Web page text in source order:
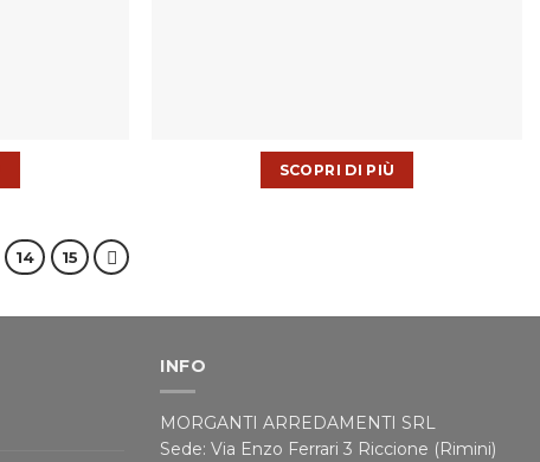
SCOPRI DI PIÙ
14 15
INFO
MORGANTI ARREDAMENTI SRL
Sede: Via Enzo Ferrari 3 Riccione (Rimini)